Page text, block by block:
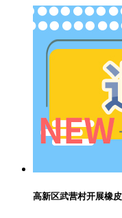
高新区武营村开展橡